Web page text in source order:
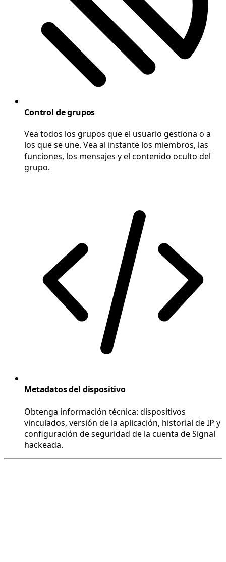
Control de grupos
Vea todos los grupos que el usuario gestiona o a
los que se une. Vea al instante los miembros, las
funciones, los mensajes y el contenido oculto del
grupo.
Metadatos del dispositivo
Obtenga información técnica: dispositivos
vinculados, versión de la aplicación, historial de IP y
configuración de seguridad de la cuenta de Signal
hackeada.